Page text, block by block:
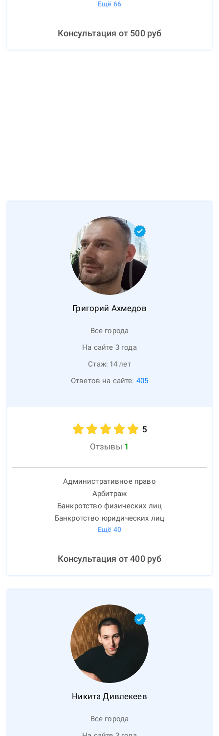
Ещё 66
Консультация от 500руб
Григорий Ахмедов
Все города
На сайте 3 года
Стаж: 14лет
Ответов на сайте: 405
5
Отзывы 1
Административное право
Арбитраж
Банкротство физических лиц
Банкротство юридических лиц
Ещё 40
Консультация от400руб
Никита Дивлекеев
Все города